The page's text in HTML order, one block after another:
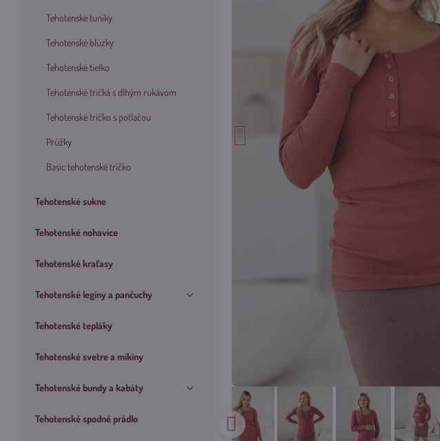
Tehotenské tuniky
Tehotenské blúzky
Tehotenské tielko
Tehotenské tričká s dlhým rukávom
Tehotenské tričko s potlačou
Prúžky
Basic tehotenské tričko
Tehotenské sukne
Tehotenské nohavice
Tehotenské kraťasy
Tehotenské legíny a pančuchy
Tehotenské tepláky
Tehotenské svetre a mikiny
Tehotenské bundy a kabáty
Tehotenské spodné prádlo